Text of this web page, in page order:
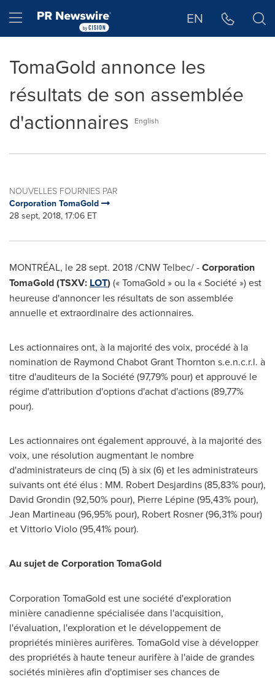
Hamburger menu EN
TomaGold annonce les
résultats de son assemblée
d'actionnaires
English
NOUVELLES FOURNIES PAR
Corporation TomaGold
28 sept, 2018, 17:06 ET
MONTRÉAL, le28 sept. 2018/CNW Telbec/ -Corporation
TomaGold (TSXV: LOT) (« TomaGold » ou la « Société ») est
heureuse d'annoncer les résultats de son assemblée
annuelle et extraordinaire des actionnaires.
Les actionnaires ont, à la majorité des voix, procédé à la
nomination de Raymond Chabot Grant Thornton s.e.n.c.r.l. à
titre d'auditeurs de la Société (97,79% pour) et approuvé le
régime d'attribution d'options d'achat d'actions (89,77%
pour).
Les actionnaires ont également approuvé, à la majorité des
voix, une résolution augmentant le nombre
d'administrateurs de cinq (5) à six (6) et les administrateurs
suivants ont été élus : MM. Robert Desjardins(85,83% pour),
David Grondin (92,50% pour), Pierre Lépine (95,43% pour),
Jean Martineau (96,95% pour), Robert Rosner(96,31% pour)
etVittorio Violo(95,41% pour).
Au sujet de Corporation TomaGold
Corporation TomaGold est une société d'exploration
minière canadienne spécialisée dans l'acquisition,
l'évaluation, l'exploration et le développement de
propriétés minières aurifères. TomaGold vise à développer
des propriétés à hauteteneuraurifère à l'aide de grandes
sociétés minières afin d'optimiser ses chances de